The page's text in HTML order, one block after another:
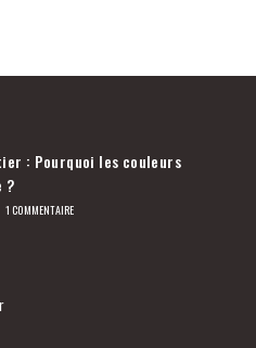
: Pourquoi les couleurs
?
1 COMMENTAIRE